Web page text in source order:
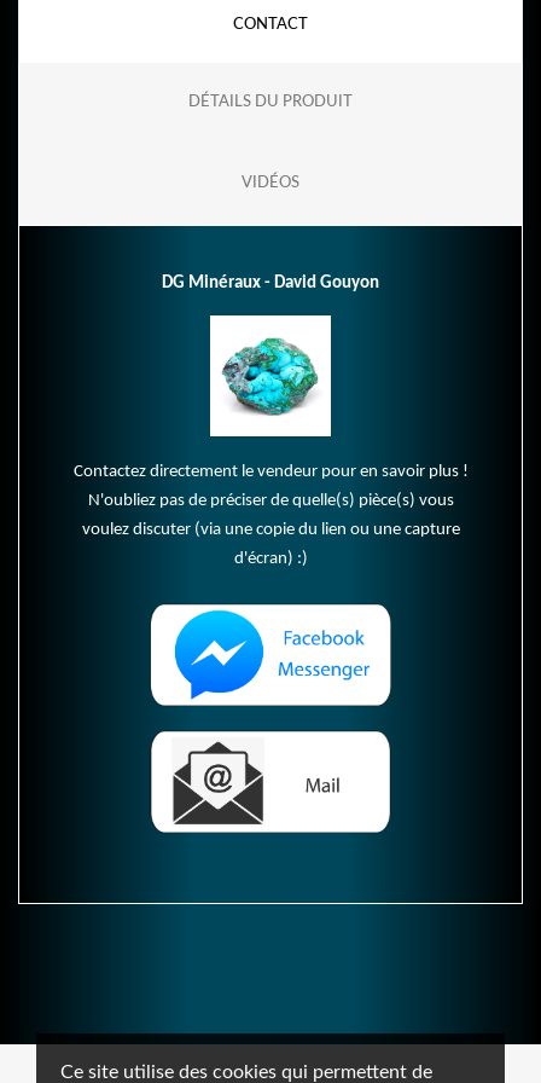
Ce site utilise des cookies qui permettent de
CONTACT
DÉTAILS DU PRODUIT
VIDÉOS
DG Minéraux - David Gouyon
Contactez directement le vendeur pour en savoir plus !
N'oubliez pas de préciser de quelle(s) pièce(s) vous
voulez discuter (via une copie du lien ou une capture
d'écran) :)